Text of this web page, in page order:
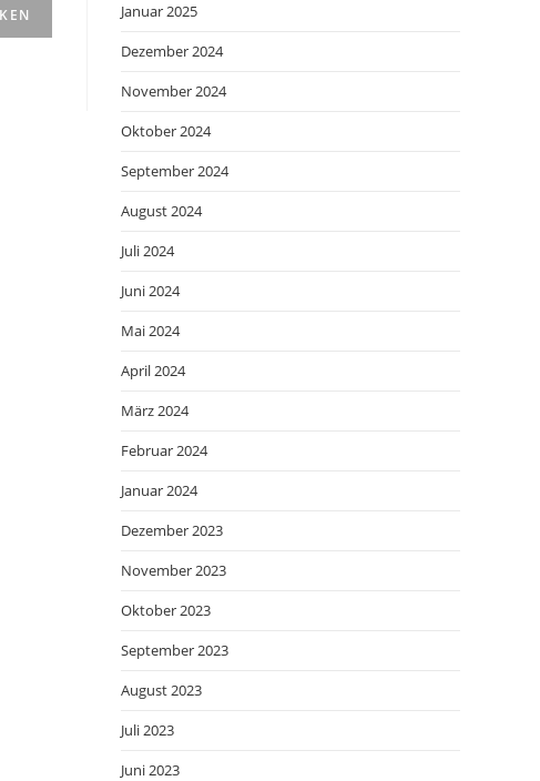
Januar 2025
Dezember 2024
November 2024
Oktober 2024
September 2024
August 2024
Juli 2024
Juni 2024
Mai 2024
April 2024
März 2024
Februar 2024
Januar 2024
Dezember 2023
November 2023
Oktober 2023
September 2023
August 2023
Juli 2023
Juni 2023